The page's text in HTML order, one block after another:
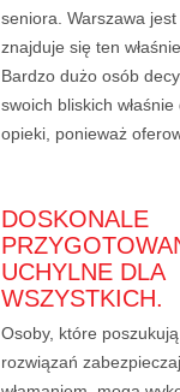
seniora. Warszawa
znajduje się ten
Bardzo dużo osób
swoich bliskich
opieki, ponieważ
DOSKONALE
UCHYLNE DLA
WSZYSTKICH.
Osoby, które
rozwiązań